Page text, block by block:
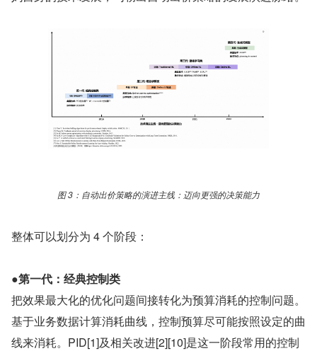
图 3：自动出价策略的演进主线：迈向更强的决策能力
整体可以划分为 4 个阶段：
●第一代：经典控制类
把效果最大化的优化问题间接转化为预算消耗的控制问题。
基于业务数据计算消耗曲线，控制预算尽可能按照设定的曲
线来消耗。PID[1]及相关改进[2][10]是这一阶段常用的控制